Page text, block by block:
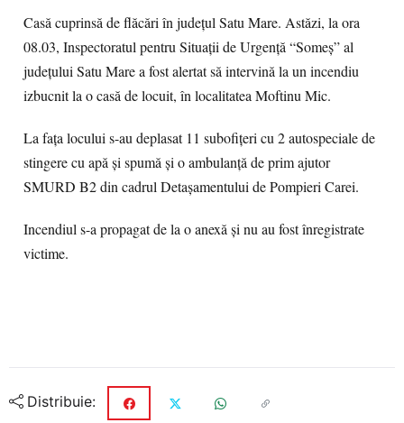
Casă cuprinsă de flăcări în judeţul Satu Mare. Astăzi, la ora
08.03, Inspectoratul pentru Situații de Urgență “Someș” al
județului Satu Mare a fost alertat să intervină la un incendiu
izbucnit la o casă de locuit, în localitatea Moftinu Mic.
La fața locului s-au deplasat 11 subofițeri cu 2 autospeciale de
stingere cu apă și spumă și o ambulanță de prim ajutor
SMURD B2 din cadrul Detașamentului de Pompieri Carei.
Incendiul s-a propagat de la o anexă și nu au fost înregistrate
victime.
Distribuie: